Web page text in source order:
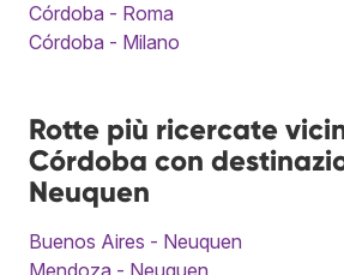
Córdoba - Roma
Córdoba - Milano
Rotte più ricercate
Córdoba con
Neuquen
Buenos Aires - Neuquen